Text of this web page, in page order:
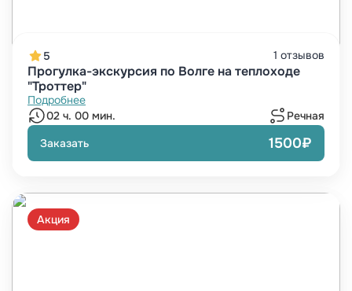
5 1 отзывов
Прогулка-экскурсия по Волге на теплоходе
"Троттер"
Подробнее
02 ч. 00 мин.
Речная
Заказать
1500₽
Акция